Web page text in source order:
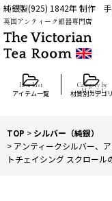
純銀製(925) 1842年 制作 手
英国アンティーク銀器専門店
アイテム一覧 材質別カテゴリ
TOP > シルバー（純銀）
> アンティークシルバー、
トチェイシング スクロー